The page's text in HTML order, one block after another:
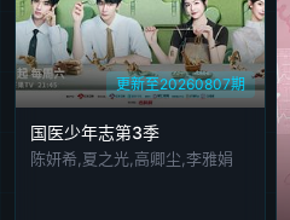
更新至20260807期
国医少年志第3季
陈妍希,夏之光,高卿尘,李雅娟